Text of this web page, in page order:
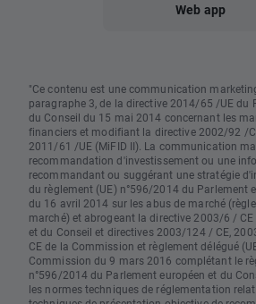
Web app
"Ce contenu est une communication
paragraphe 3, de la directive 2014/65 /UE du
du Conseil du 15 mai 2014 concernant les
financiers et modifiant la directive 2002/92 /
2011/61 /UE (MiFID II). La communication
recommandation d'investissement ou une
recommandant ou suggérant une stratégie
du règlement (UE) n°596/2014 du Parlement
du 16 avril 2014 sur les abus de marché
marché) et abrogeant la directive 2003/6 /
et du Conseil et directives 2003/124 / CE,
CE de la Commission et règlement délégué
Commission du 9 mars 2016 complétant le
n°596/2014 du Parlement européen et du
les normes techniques de réglementation